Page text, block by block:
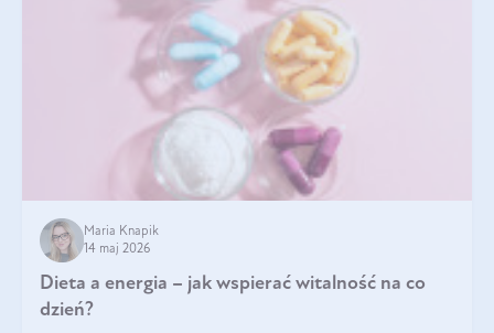
Maria Knapik
14 maj 2026
Dieta a energia – jak wspierać witalność na co
dzień?